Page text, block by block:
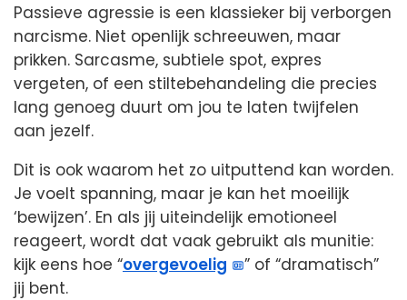
Passieve agressie is een klassieker bij verborgen
narcisme. Niet openlijk schreeuwen, maar
prikken. Sarcasme, subtiele spot, expres
vergeten, of een stiltebehandeling die precies
lang genoeg duurt om jou te laten twijfelen
aan jezelf.
Dit is ook waarom het zo uitputtend kan worden.
Je voelt spanning, maar je kan het moeilijk
‘bewijzen’. En als jij uiteindelijk emotioneel
reageert, wordt dat vaak gebruikt als munitie:
kijk eens hoe “overgevoelig
” of “dramatisch”
jij bent.